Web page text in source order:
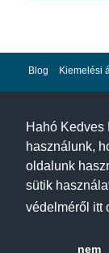
Hahó Kedves
használunk,
oldalunk
sütik
védelméről itt
nem
Blog Kiemelési
Adatvédelem
A